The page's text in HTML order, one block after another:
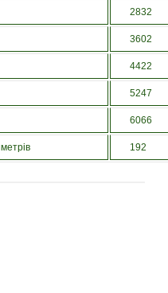
2832
3602
4422
5247
6066
192